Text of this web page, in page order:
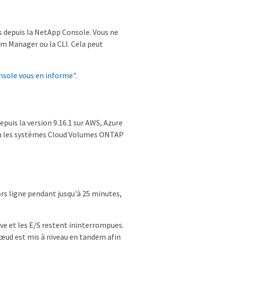
la NetApp Console. Vous ne
Manager ou la CLI. Cela peut
vous en informe".
la version 9.16.1 sur AWS, Azure
systèmes Cloud Volumes ONTAP
ligne pendant jusqu'à 25 minutes,
et les E/S restent ininterrompues.
est mis à niveau en tandem afin